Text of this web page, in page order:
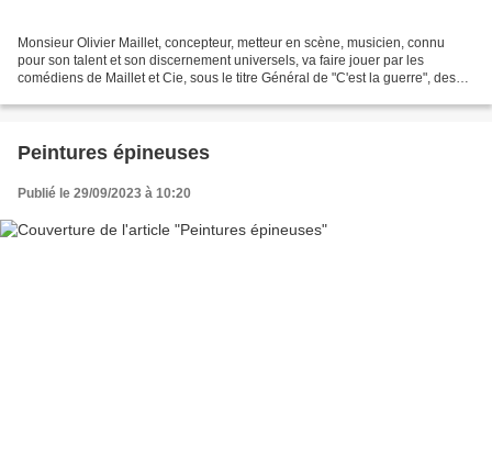
Monsieur Olivier Maillet, concepteur, metteur en scène, musicien, connu
pour son talent et son discernement universels, va faire jouer par les
comédiens de Maillet et Cie, sous le titre Général de "C'est la guerre", des
Peintures épineuses
Publié le 29/09/2023 à 10:20